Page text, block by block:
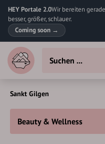
HEY Portale 2.0Wir bereiten
besser, größer, schlauer.
Coming soon →
Sankt Gilgen
Beauty & Wellness